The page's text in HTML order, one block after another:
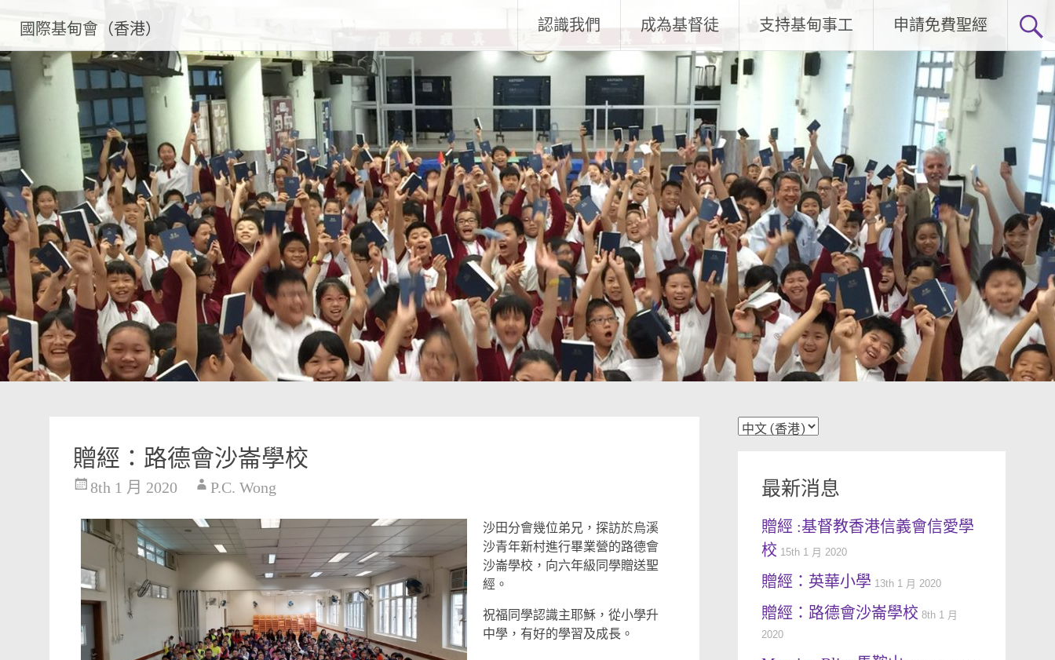
國際基甸會（香港） 認識我們 成為基督徒 支持基甸事工 申請免費聖經
贈經：路德會沙崙學校
8th 1 月 2020 P.C. Wong
沙田分會幾位弟兄，探訪於烏溪
沙青年新村進行畢業營的路德會
沙崙學校，向六年級同學贈送聖
經。
祝福同學認識主耶穌，從小學升
中學，有好的學習及成長。
最新消息
贈經 :基督教香港信義會信愛學
校 15th 1 月 2020
贈經：英華小學 13th 1 月 2020
贈經：路德會沙崙學校 8th 1 月
2020